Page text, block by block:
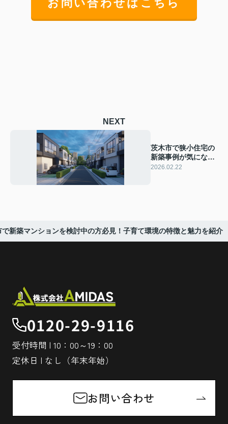
お問い合わせはこちら
NEXT
茨木市で狭小住宅の
新築事例が気になる
方へ！設計や生活の
2026.02.22
で新築マンションを検討中の方必見！子育て環境の特徴と魅力を紹介
0120-29-9116
受付時間 | 10：00～19：00
定休日 | なし（年末年始）
お問い合わせ